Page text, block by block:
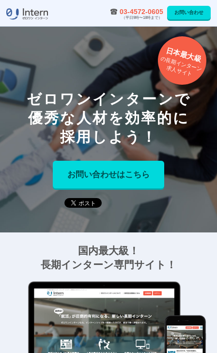
ゼロワンインターン
03-4572-0605
（平日9時〜18時まで）
お問い合わせ
ゼロワンインターンで
優秀な人材を効率的に
採用しよう！
日本最大級
の長期インターン
求人サイト
お問い合わせはこちら
国内最大級！
長期インターン専門サイト！